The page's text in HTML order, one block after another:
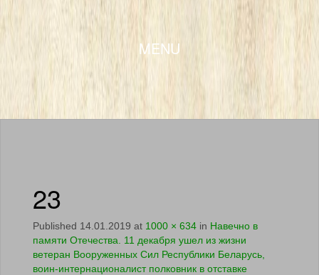
MENU
23
Published 14.01.2019 at 1000 × 634 in Навечно в
памяти Отечества. 11 декабря ушел из жизни
ветеран Вооруженных Сил Республики Беларусь,
воин-интернационалист полковник в отставке